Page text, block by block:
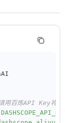
请用百炼API Key将